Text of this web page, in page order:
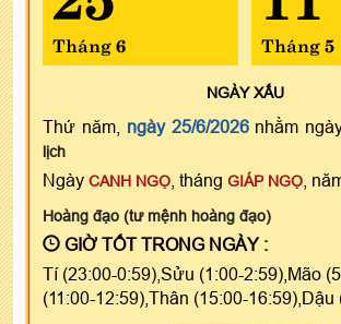
Tháng 6 Tháng 5
NGÀYXẤU
Thứ năm, ngày 25/6/2026nhằm
lịch
Ngày CANH NGỌ , tháng GIÁP NGỌ ,
Hoàng đạo (tư mệnh hoàng đạo)
GIỜ TỐT TRONG NGÀY :
Tí (23:00-0:59),Sửu (1:00-2:59),Mão
(11:00-12:59),Thân (15:00-16:59),Dậu